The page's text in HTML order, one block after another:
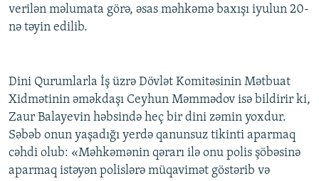
verilən məlumata görə, əsas məhkəmə baxışı iyulun 20-
nə təyin edilib.
Dini Qurumlarla İş üzrə Dövlət Komitəsinin Mətbuat
Xidmətinin əməkdaşı Ceyhun Məmmədov isə bildirir ki,
Zaur Balayevin həbsində heç bir dini zəmin yoxdur.
Səbəb onun yaşadığı yerdə qanunsuz tikinti aparmaq
cəhdi olub: «Məhkəmənin qərarı ilə onu polis şöbəsinə
aparmaq istəyən polislərə müqavimət göstərib və